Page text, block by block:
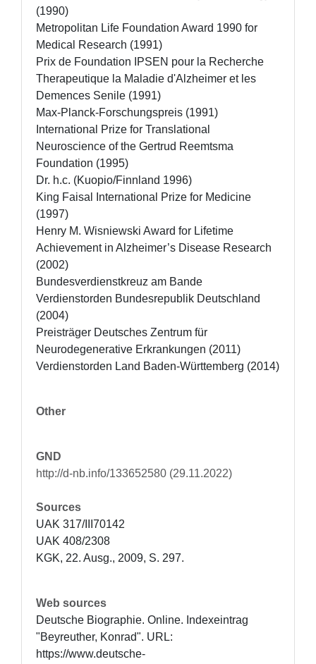
(1990)
Metropolitan Life Foundation Award 1990 for
Medical Research (1991)
Prix de Foundation IPSEN pour la Recherche
Therapeutique la Maladie d'Alzheimer et les
Demences Senile (1991)
Max-Planck-Forschungspreis (1991)
International Prize for Translational
Neuroscience of the Gertrud Reemtsma
Foundation (1995)
Dr. h.c. (Kuopio/Finnland 1996)
King Faisal International Prize for Medicine
(1997)
Henry M. Wisniewski Award for Lifetime
Achievement in Alzheimer’s Disease Research
(2002)
Bundesverdienstkreuz am Bande
Verdienstorden Bundesrepublik Deutschland
(2004)
Preisträger Deutsches Zentrum für
Neurodegenerative Erkrankungen (2011)
Verdienstorden Land Baden-Württemberg (2014)
Other
GND
http://d-nb.info/133652580 (29.11.2022)
Sources
UAK 317/III70142
UAK 408/2308
KGK, 22. Ausg., 2009, S. 297.
Web sources
Deutsche Biographie. Online. Indexeintrag
"Beyreuther, Konrad". URL:
https://www.deutsche-